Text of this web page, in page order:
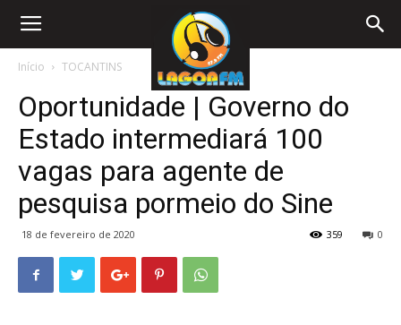
Início TOCANTINS
Oportunidade | Governo do
Estado intermediará 100
vagas para agente de
pesquisa pormeio do Sine
18 de fevereiro de 2020 0
359